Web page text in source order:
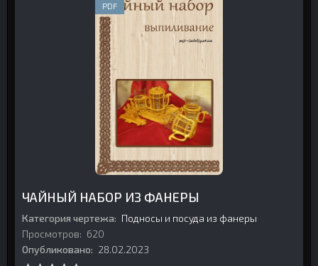
PDF
ЧАЙНЫЙ НАБОР ИЗ ФАНЕРЫ
Категория чертежа: Подносы и посуда из фанеры
Просмотров: 620
Опубликовано: 28.02.2023